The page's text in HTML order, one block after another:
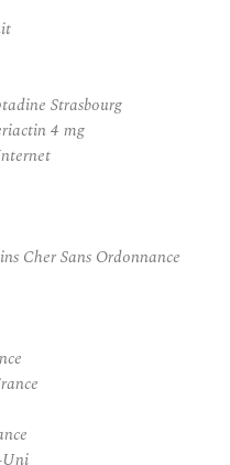
Strasbourg
4 mg
Cher Sans Ordonnance